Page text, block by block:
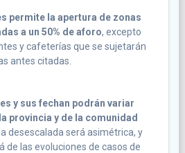
permite la apertura de zonas
a un 50% de aforo, excepto
y cafeterías que se sujetarán
antes citadas.
y sus fechan podrán variar
provincia y de la comunidad
desescalada será asimétrica, y
de las evoluciones de casos de